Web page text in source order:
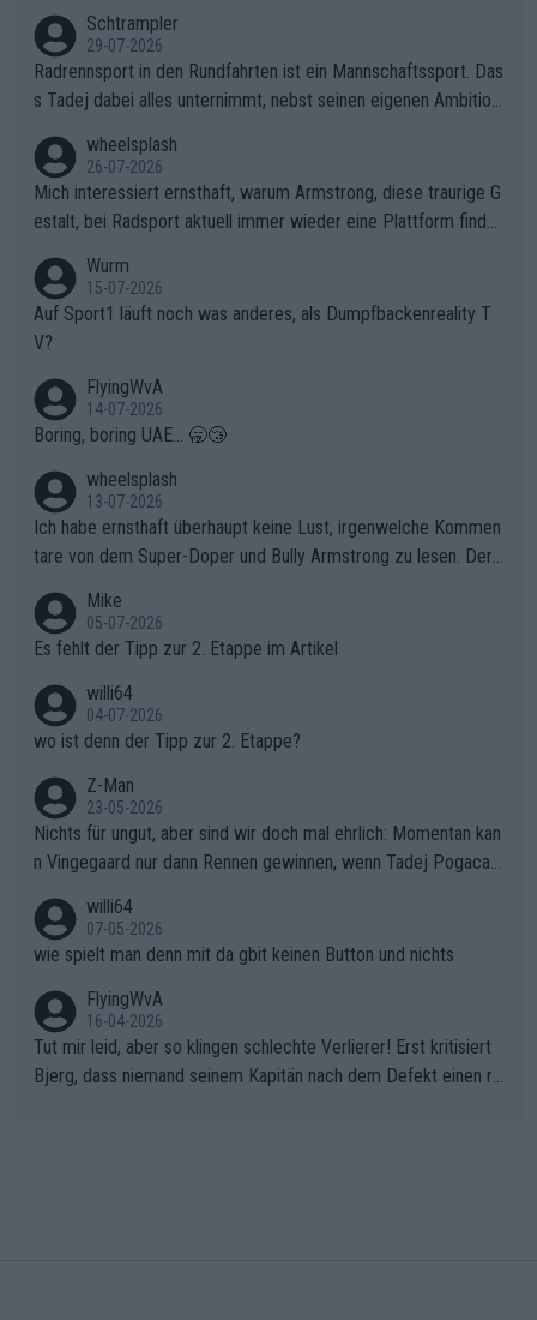
Schtrampler
29-07-2026
Radrennsport in den Rundfahrten ist ein Mannschaftssport. Das
s Tadej dabei alles unternimmt, nebst seinen eigenen Ambition
ganze Team auch mental stark zu machen und konkret am Erf
olg teilzuhaben, ist ihm ganz hoch anzurechnen. Das ist ein Zei
chen weit über den Radsport hinaus.
wheelsplash
26-07-2026
Mich interessiert ernsthaft, warum Armstrong, diese traurige G
estalt, bei Radsport aktuell immer wieder eine Plattform finde
Wurm
15-07-2026
Auf Sport1 läuft noch was anderes, als Dumpfbackenreality T
V?
FlyingWvA
14-07-2026
Boring, boring UAE... 🥱😴
wheelsplash
13-07-2026
Ich habe ernsthaft überhaupt keine Lust, irgenwelche Kommen
tare von dem Super-Doper und Bully Armstrong zu lesen. Der
r die gehört nicht in dieses Medium!
Mike
05-07-2026
Es fehlt der Tipp zur 2. Etappe im Artikel
willi64
04-07-2026
wo ist denn der Tipp zur 2. Etappe?
Z-Man
23-05-2026
Nichts für ungut, aber sind wir doch mal ehrlich: Momentan kan
n Vingegaard nur dann Rennen gewinnen, wenn Tadej Pogacar
willi64
07-05-2026
wie spielt man denn mit da gbit keinen Button und nichts
FlyingWvA
16-04-2026
Tut mir leid, aber so klingen schlechte Verlierer! Erst kritisiert
Bjerg, dass niemand seinem Kapitän nach dem Defekt einen ro